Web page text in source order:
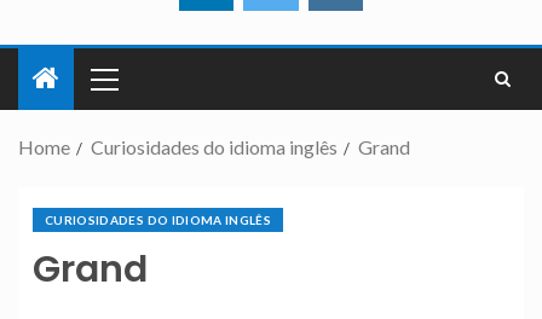
Home Curiosidades do idioma inglês Grand
CURIOSIDADES DO IDIOMA INGLÊS
Grand